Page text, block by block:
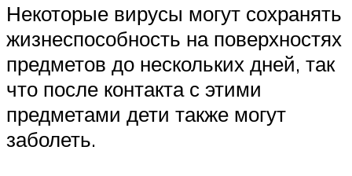
Некоторые вирусы могут сохранять
жизнеспособность на поверхностях
предметов до нескольких дней, так
что после контакта с этими
предметами дети также могут
заболеть.